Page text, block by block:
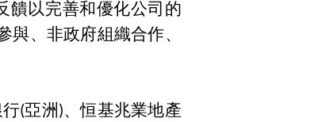
饋以完善和優化公司的
與、非政府組織合作、
(亞洲)、恒基兆業地產